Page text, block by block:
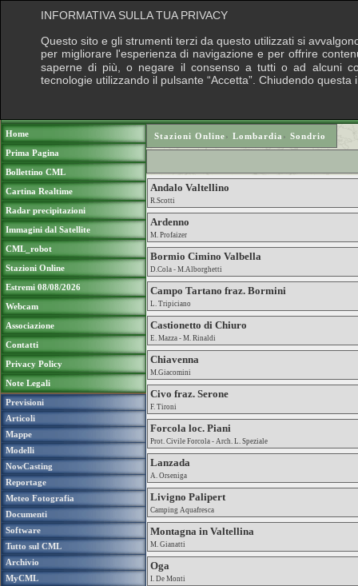
Home
Prima Pagina
Bollettino CML
Cartina Realtime
Radar precipitazioni
Immagini dal Satellite
CML_robot
Stazioni Online
Estremi 08/08/2026
Webcam
Associazione
Contatti
Privacy Policy
Note Legali
Previsioni
Articoli
Mappe
Modelli
NowCasting
Reportage
Meteo Fotografia
Documenti
Software
Tutto sul CML
Archivio
MyCML
Stazioni Online› Lombardia › Sondrio
Andalo Valtellino
R.Scotti
Ardenno
M. Profaizer
Bormio Cimino Valbella
D.Cola - M.Alborghetti
Campo Tartano fraz. Bormini
L. Tripiciano
Castionetto di Chiuro
E. Mazza - M. Rinaldi
Chiavenna
M.Giacomini
Civo fraz. Serone
F. Tironi
Forcola loc. Piani
Prot. Civile Forcola - Arch. L. Speziale
Lanzada
A. Orseniga
Livigno Palipert
Camping Aquafresca
Montagna in Valtellina
M. Gianatti
Oga
I. De Monti
INFORMATIVA SULLA TUA PRIVACY
Questo sito e gli strumenti terzi da questo utilizzati si
per migliorare l'esperienza di navigazione e per offrire
saperne di più, o negare il consenso a tutti o ad alcuni
tecnologie utilizzando il pulsante “Accetta”. Chiudendo